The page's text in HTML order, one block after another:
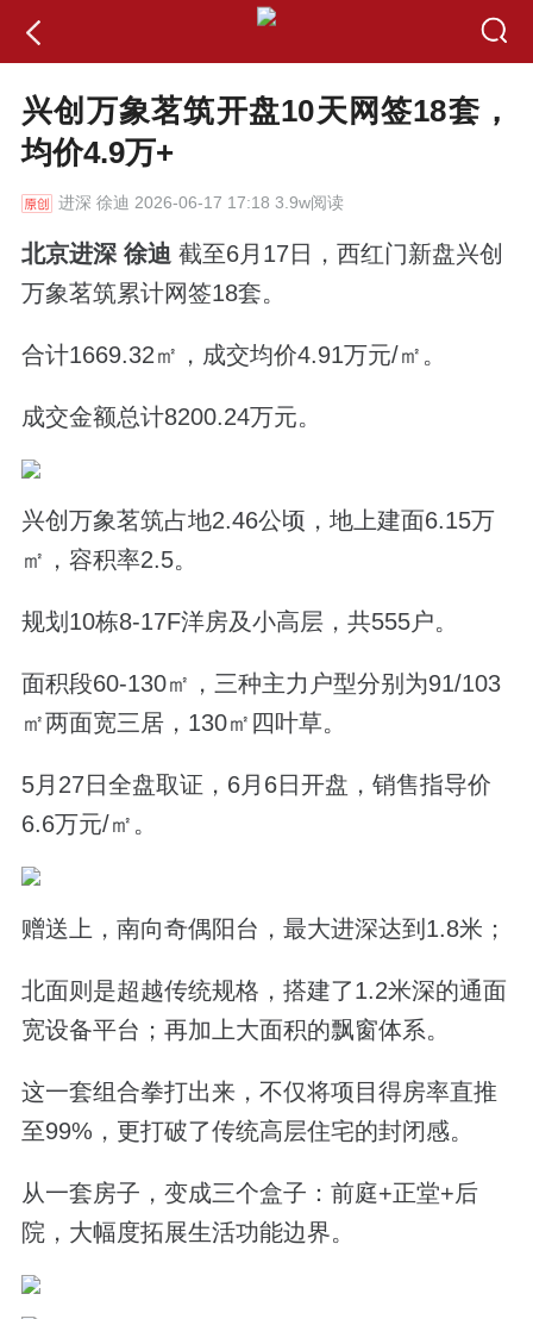
兴创万象茗筑开盘10天网签18套，
均价4.9万+
进深 徐迪 2026-06-17 17:18 3.9w阅读
北京进深 徐迪 截至6月17日，西红门新盘兴创
万象茗筑累计网签18套。
合计1669.32㎡，成交均价4.91万元/㎡。
成交金额总计8200.24万元。
兴创万象茗筑占地2.46公顷，地上建面6.15万
㎡，容积率2.5。
规划10栋8-17F洋房及小高层，共555户。
面积段60-130㎡，三种主力户型分别为91/103
㎡两面宽三居，130㎡四叶草。
5月27日全盘取证，6月6日开盘，销售指导价
6.6万元/㎡。
赠送上，南向奇偶阳台，最大进深达到1.8米；
北面则是超越传统规格，搭建了1.2米深的通面
宽设备平台；再加上大面积的飘窗体系。
这一套组合拳打出来，不仅将项目得房率直推
至99%，更打破了传统高层住宅的封闭感。
从一套房子，变成三个盒子：前庭+正堂+后
院，大幅度拓展生活功能边界。